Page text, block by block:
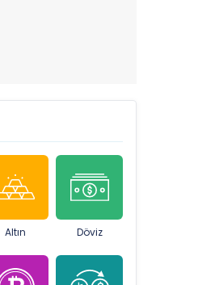
Altın Döviz